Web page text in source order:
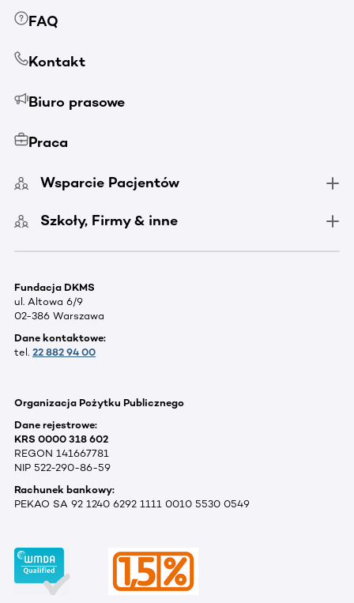
FAQ
Kontakt
Biuro prasowe
Praca
Wsparcie Pacjentów
Szkoły, Firmy & inne
Fundacja DKMS
ul. Altowa 6/9
02-386 Warszawa
Dane kontaktowe:
tel. 22 882 94 00
Organizacja Pożytku Publicznego
Dane rejestrowe:
KRS 0000 318 602
REGON 141667781
NIP 522-290-86-59
Rachunek bankowy:
PEKAO SA 92 1240 6292 1111 0010 5530 0549